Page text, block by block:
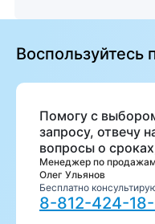
Помогу с
запросу, отвечу
вопросы о
Менеджер по
Олег Ульянов
Бесплатно
8-812-424-